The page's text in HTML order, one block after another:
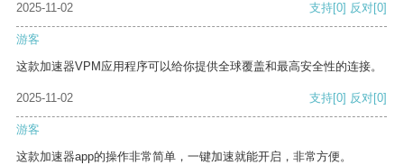
2025-11-02 支持[0] 反对[0]
游客
这款加速器VPM应用程序可以给你提供全球覆盖和最高安全性的连接。
2025-11-02 支持[0] 反对[0]
游客
这款加速器app的操作非常简单，一键加速就能开启，非常方便。